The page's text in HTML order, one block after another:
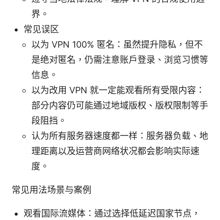
界。
常见误区
以为 VPN 100% 匿名：虽然提升隐私，但不
是绝对匿名，仍需注意账户登录、浏览习惯等
信息。
以为改用 VPN 就一定能观看所有受限内容：
部分内容仍可能通过地域版权、版权限制等手
段阻挡。
认为所有服务器速度都一样：服务器负载、地
理距离以及运营商网络状况都会影响实际速
度。
常见用法场景与案例
观看国际流媒体：通过选择低延迟国家节点，